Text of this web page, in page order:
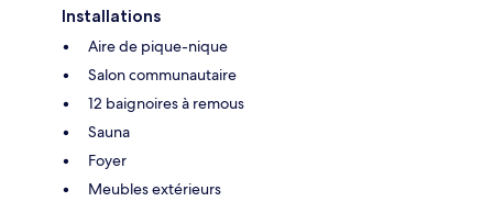
Installations
Aire de pique-nique
Salon communautaire
12 baignoires à remous
Sauna
Foyer
Meubles extérieurs